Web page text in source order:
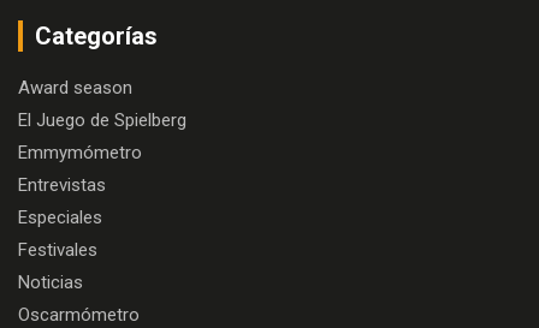
Categorías
Award season
El Juego de Spielberg
Emmymómetro
Entrevistas
Especiales
Festivales
Noticias
Oscarmómetro